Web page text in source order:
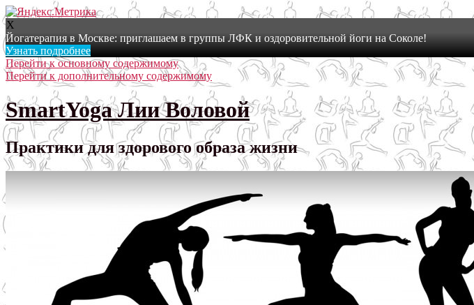
X
Йогатерапия в Москве: приглашаем в группы ЛФК и оздоровительной йоги на Соколе!
Узнать подробнее
Перейти к основному содержимому
Перейти к дополнительному содержимому
SmartYoga Лии Воловой
Практики для здорового образа жизни